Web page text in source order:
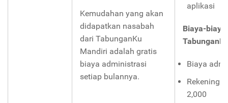
Kemudahan yang akan
didapatkan nasabah
dari TabunganKu
Mandiri adalah gratis
biaya administrasi
setiap bulannya.
aplikasi
Biaya-biaya
Biaya
Rekening
2,000